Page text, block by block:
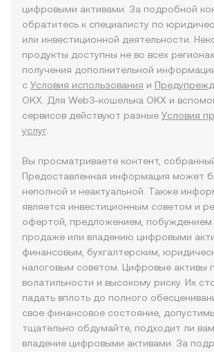
цифровыми активами. За подробной
обратитесь к специалисту по
или инвестиционной деятельности.
продукты доступны не во всех
получения дополнительной
с Условия использования и
OKX. Для Web3-кошелька OKX и
сервисов действуют разные Условия
услуг.
Вы просматриваете контент,
Предоставленная информация может
неполной и неактуальной. Также
является инвестиционным советом и
офертой, предложением, побуждением
продаже или владению цифровыми
финансовым, бухгалтерским,
налоговым советом. Цифровые активы
волатильности и высокому риску. Их
падать вплоть до полного
свое финансовое состояние,
тщательно обдумайте, подходит ли
владение цифровыми активами. За